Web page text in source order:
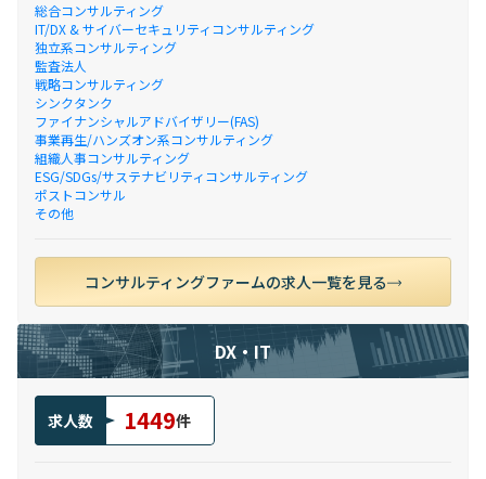
総合コンサルティング
IT/DX & サイバーセキュリティコンサルティング
独立系コンサルティング
監査法人
戦略コンサルティング
シンクタンク
ファイナンシャルアドバイザリー(FAS)
事業再生/ハンズオン系コンサルティング
組織人事コンサルティング
ESG/SDGs/サステナビリティコンサルティング
ポストコンサル
その他
コンサルティングファームの求人一覧を見る
DX・IT
求人数 1449件